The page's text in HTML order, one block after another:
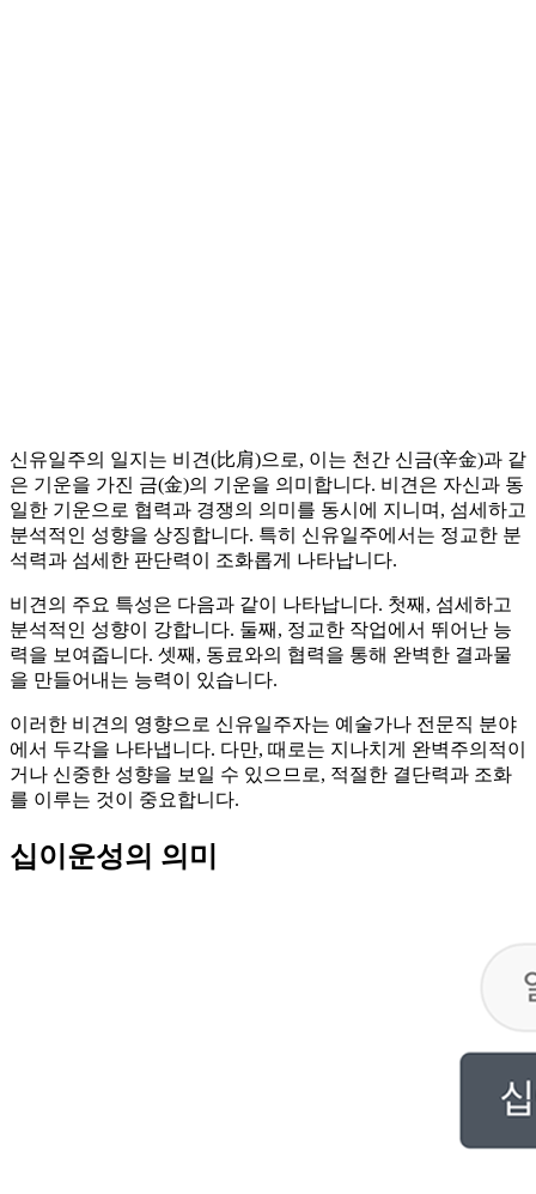
신유일주의 일지는 비견(比肩)으로, 이는 천간 신금(辛金)과 같
은 기운을 가진 금(金)의 기운을 의미합니다. 비견은 자신과 동
일한 기운으로 협력과 경쟁의 의미를 동시에 지니며, 섬세하고
분석적인 성향을 상징합니다. 특히 신유일주에서는 정교한 분
석력과 섬세한 판단력이 조화롭게 나타납니다.
비견의 주요 특성은 다음과 같이 나타납니다. 첫째, 섬세하고
분석적인 성향이 강합니다. 둘째, 정교한 작업에서 뛰어난 능
력을 보여줍니다. 셋째, 동료와의 협력을 통해 완벽한 결과물
을 만들어내는 능력이 있습니다.
이러한 비견의 영향으로 신유일주자는 예술가나 전문직 분야
에서 두각을 나타냅니다. 다만, 때로는 지나치게 완벽주의적이
거나 신중한 성향을 보일 수 있으므로, 적절한 결단력과 조화
를 이루는 것이 중요합니다.
십이운성의 의미